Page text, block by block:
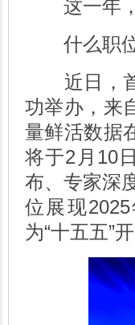
这一年，
什么职位
近日，首
功举办，来
量鲜活数据
将于2月10
布、专家深
位展现
为“十五五”